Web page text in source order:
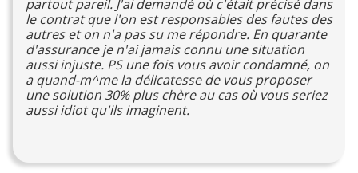
partout pareil. J'ai demandé où c'était précisé dans
le contrat que l'on est responsables des fautes des
autres et on n'a pas su me répondre. En quarante
d'assurance je n'ai jamais connu une situation
aussi injuste. PS une fois vous avoir condamné, on
a quand-m^me la délicatesse de vous proposer
une solution 30% plus chère au cas où vous seriez
aussi idiot qu'ils imaginent.